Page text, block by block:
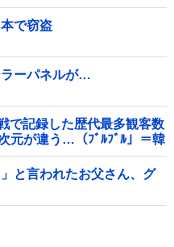
で窃盗
ラーパネルが…
で記録した歴代最多観客数
が違う…（ﾌﾞﾙﾌﾞﾙ」＝韓
と言われたお父さん、グ